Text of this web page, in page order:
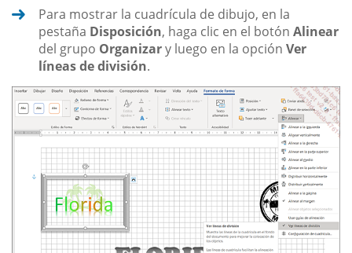
Para mostrar la cuadrícula de dibujo, en la
pestaña Disposición, haga clic en el botón Alinear
del grupo Organizary luego en la opción Ver
líneas de división.